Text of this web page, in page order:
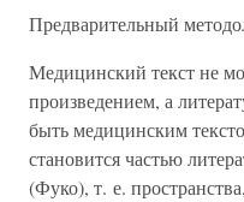
Предварительный
Медицинский текст не
произведением, а
быть медицинским
становится частью
(Фуко), т. е.